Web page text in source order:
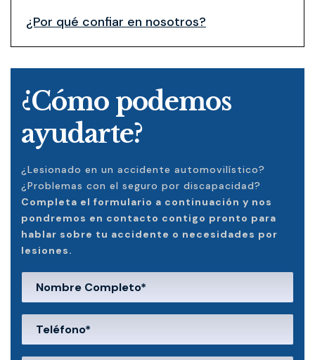
¿Por qué confiar en nosotros?
¿Cómo podemos
ayudarte?
¿Lesionado en un accidente automovilístico?
¿Problemas con el seguro por discapacidad?
Completa el formulario a continuación y nos
pondremos en contacto contigo pronto para
hablar sobre tu accidente o necesidades por
lesiones.